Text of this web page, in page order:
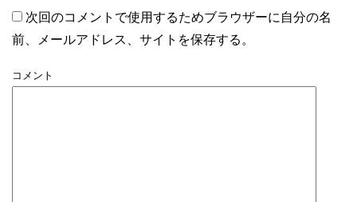
次回のコメントで使用するためブラウザーに自分の名
前、メールアドレス、サイトを保存する。
コメント